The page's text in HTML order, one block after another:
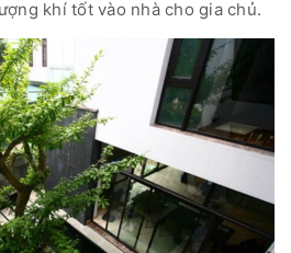
khí tốt vào nhà cho gia chủ.